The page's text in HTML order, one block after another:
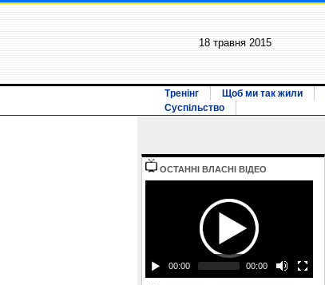
18 травня 2015
Тренінг Щоб ми так жили
Суспільство
ОСТАННI ВЛАСНI ВIДЕО
00:00 00:00